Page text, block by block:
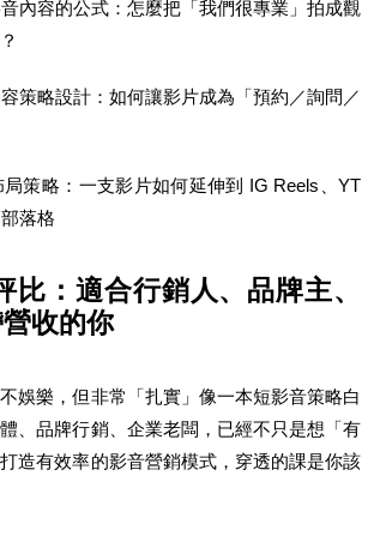
內容的公式：怎麼把「我們很專業」拍成觀
策略設計：如何讓影片成為「預約／詢問／
策略：一支影片如何延伸到 IG Reels、YT
落格
比：適合行銷人、品牌主、
收的你
娛樂，但非常「扎實」像一本短影音策略白
、品牌行銷、企業老闆，已經不只是想「有
造有效率的影音營銷模式，穿透的課是你該